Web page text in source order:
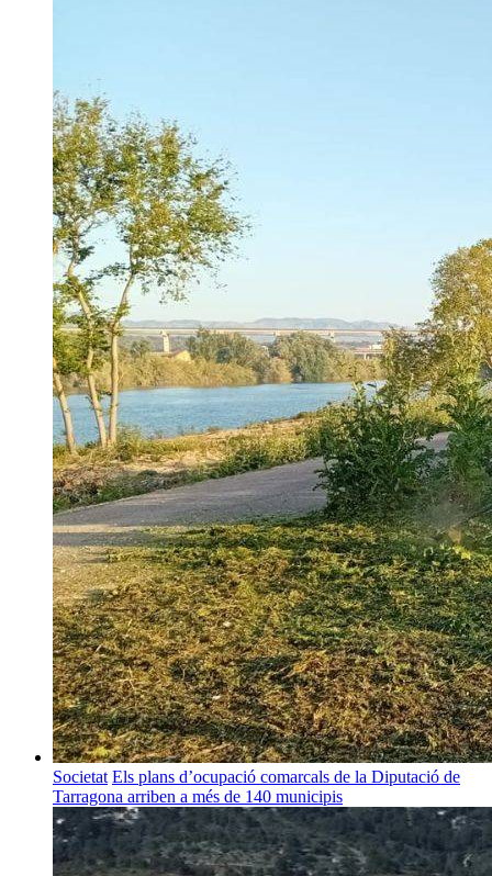
Societat Els plans d’ocupació comarcals de la Diputació de
Tarragona arriben a més de 140 municipis